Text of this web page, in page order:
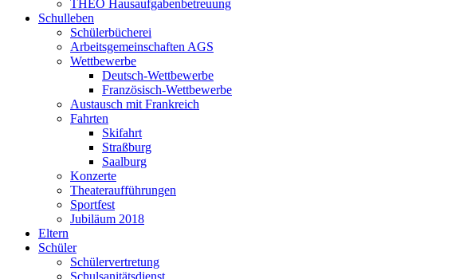
THEO Hausaufgabenbetreuung
Schulleben
Schülerbücherei
Arbeitsgemeinschaften AGS
Wettbewerbe
Deutsch-Wettbewerbe
Französisch-Wettbewerbe
Austausch mit Frankreich
Fahrten
Skifahrt
Straßburg
Saalburg
Konzerte
Theateraufführungen
Sportfest
Jubiläum 2018
Eltern
Schüler
Schülervertretung
Schulsanitätsdienst